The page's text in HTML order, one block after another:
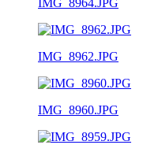
IMG_8962.JPG
IMG_8960.JPG